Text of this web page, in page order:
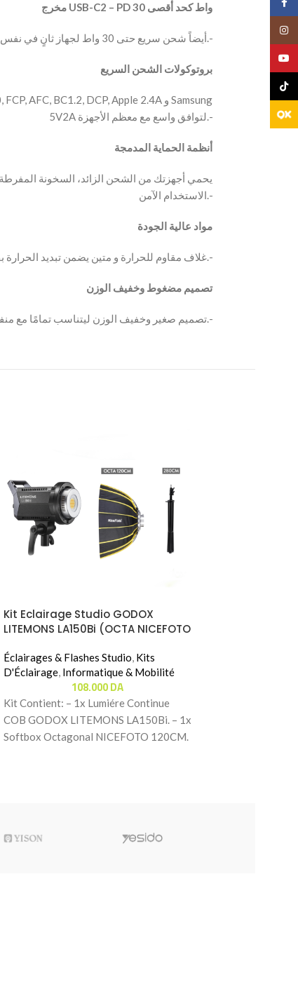
مخرج USB-C2 – PD 30 واط كحد أقصى
– يوفر منفذ USB-C2 أيضاً شحن سريع حتى 30 واط لجهاز ثانٍ في نفس الوقت.-
بروتوكولات الشحن السريع
5V2A لتوافق واسع مع معظم الأجهزة.-
أنظمة الحماية المدمجة
الاستخدام الآمن.-
مواد عالية الجودة
– غلاف مقاوم للحرارة و متين يضمن تبديد الحرارة بفعالية أثناء الشحن.-
تصميم مضغوط وخفيف الوزن
– تصميم صغير وخفيف الوزن ليتناسب تمامًا مع منفذ ولاعة السيارة.-
Kit Eclairage Studio GODOX
LITEMONS LA150Bi (OCTA NICEFOTO
Éclairages & Flashes Studio Kits
D'Éclairage Informatique & Mobilité
108.000DA
Kit Contient: – 1x Lumiére Continue
COB GODOX LITEMONS LA150Bi. – 1x
Softbox Octagonal NICEFOTO 120CM.